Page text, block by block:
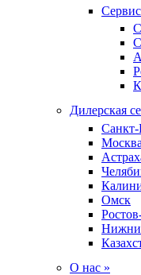
Дилерская
Санкт-
Омск
О нас »